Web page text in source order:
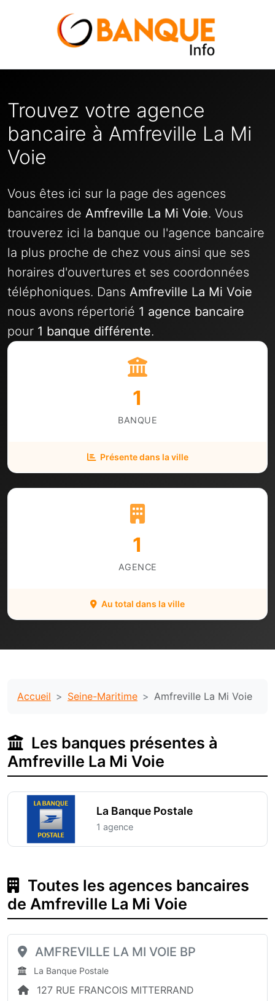
Trouvez votre agence
bancaire à Amfreville La Mi
Voie
Vous êtes ici sur la page des agences
bancaires de Amfreville La Mi Voie. Vous
trouverez ici la banque ou l'agence bancaire
la plus proche de chez vous ainsi que ses
horaires d'ouvertures et ses coordonnées
téléphoniques. Dans Amfreville La Mi Voie
nous avons répertorié 1 agence bancaire
pour 1 banque différente.
1
BANQUE
Présente dans la ville
1
AGENCE
Au total dans la ville
Accueil Seine-Maritime Amfreville La Mi Voie
Les banques présentes à
Amfreville La Mi Voie
La Banque Postale
1 agence
Toutes les agences bancaires
de Amfreville La Mi Voie
AMFREVILLE LA MI VOIE BP
La Banque Postale
127 RUE FRANCOIS MITTERRAND